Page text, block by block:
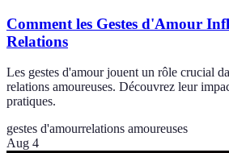
Comment les Gestes d'Amour
Relations
Les gestes d'amour jouent un rôle crucial
relations amoureuses. Découvrez leur
pratiques.
gestes d'amourrelations amoureuses
Aug 4